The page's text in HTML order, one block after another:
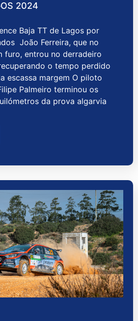
2024
Baja TT de Lagos por
João Ferreira, que no
furo, entrou no derradeiro
o tempo perdido
escassa margem O piloto
Palmeiro terminou os
da prova algarvia